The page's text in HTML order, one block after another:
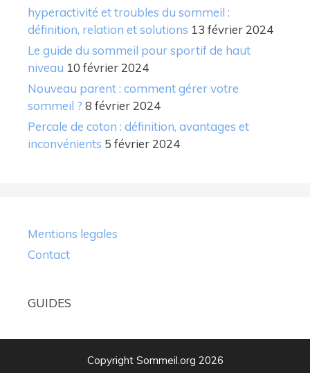
hyperactivité et troubles du sommeil :
définition, relation et solutions 13 février 2024
Le guide du sommeil pour sportif de haut
niveau 10 février 2024
Nouveau parent : comment gérer votre
sommeil ? 8 février 2024
Percale de coton : définition, avantages et
inconvénients 5 février 2024
Mentions legales
Contact
GUIDES
Copyright Sommeil.org 2026